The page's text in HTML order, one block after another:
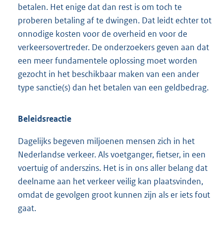
betalen. Het enige dat dan rest is om toch te
proberen betaling af te dwingen. Dat leidt echter tot
onnodige kosten voor de overheid en voor de
verkeersovertreder. De onderzoekers geven aan dat
een meer fundamentele oplossing moet worden
gezocht in het beschikbaar maken van een ander
type sanctie(s) dan het betalen van een geldbedrag.
Beleidsreactie
Dagelijks begeven miljoenen mensen zich in het
Nederlandse verkeer. Als voetganger, fietser, in een
voertuig of anderszins. Het is in ons aller belang dat
deelname aan het verkeer veilig kan plaatsvinden,
omdat de gevolgen groot kunnen zijn als er iets fout
gaat.